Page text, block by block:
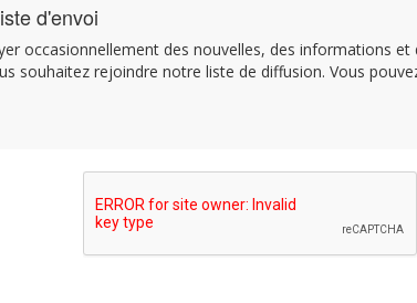
d'envoi
occasionnellement des nouvelles, des informations et
souhaitez rejoindre notre liste de diffusion. Vous